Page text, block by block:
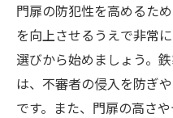
門扉の防犯性を高めるた
を向上させるうえで非常
選びから始めましょう。
は、不審者の侵入を防ぎ
です。また、門扉の高さ